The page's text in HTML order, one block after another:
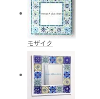
モザイク